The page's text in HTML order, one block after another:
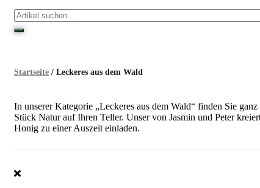
Startseite / Leckeres aus dem Wald
In unserer Kategorie „Leckeres aus dem Wald“ finden Sie
Stück Natur auf Ihren Teller. Unser von Jasmin und Peter
Honig zu einer Auszeit einladen.